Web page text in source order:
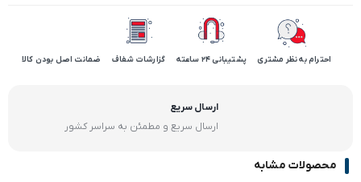
احترام به نظر مشتری پشتیبانی 24 ساعته گزارشات شفاف ضمانت اصل بودن کالا
ارسال سریع
ارسال سریع و مطمئن به سراسر کشور
محصولات مشابه